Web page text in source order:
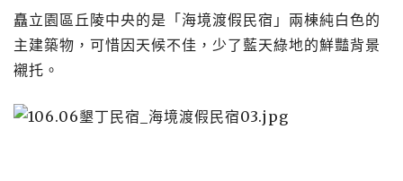
矗立園區丘陵中央的是「海境渡假民宿」兩棟純白色的
主建築物，可惜因天候不佳，少了藍天綠地的鮮豔背景
襯托。